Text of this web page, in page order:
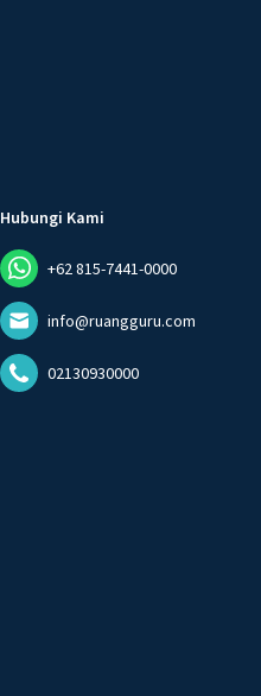
Hubungi Kami
+62 815-7441-0000
info@ruangguru.com
02130930000